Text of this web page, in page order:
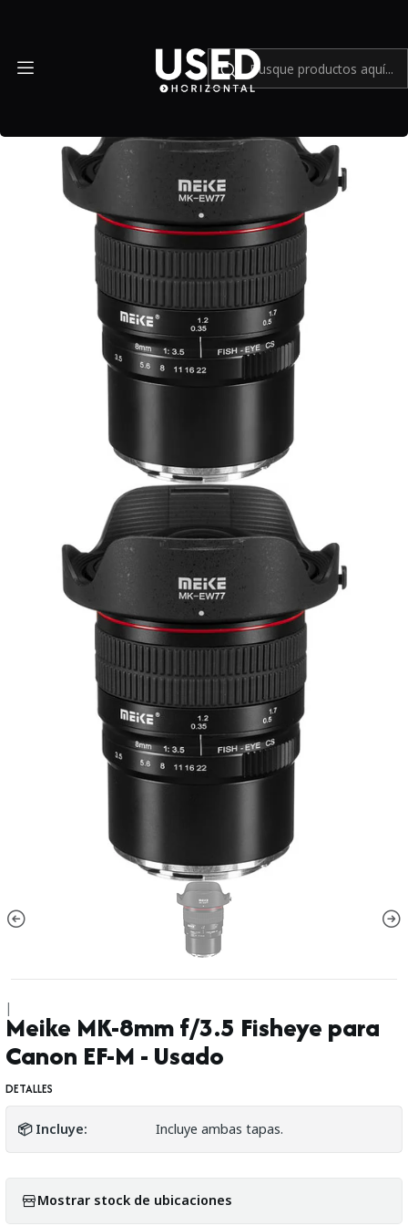
|
Meike MK-8mm f/3.5 Fisheye para
Canon EF-M - Usado
DETALLES
📦 Incluye: Incluye ambas tapas.
Mostrar stock de ubicaciones